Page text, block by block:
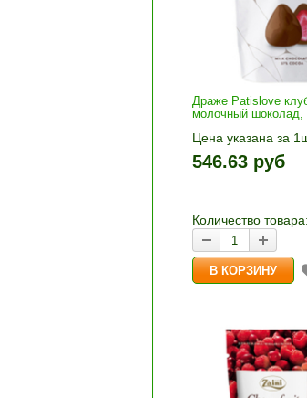
Драже Patislove
молочный шоколад,
Цена указана за
1шт прибавляется
и «-». Выберите
546.63 руб
Количество товара: